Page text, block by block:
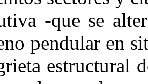
-que se
pendular en
estructural